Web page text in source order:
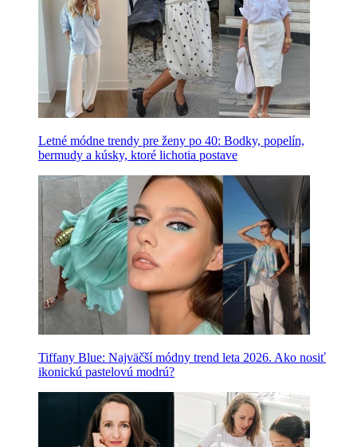
Letné módne trendy pre ženy po 40: Bodky, popelín,
bermudy a kúsky, ktoré lichotia postave
Tiffany Blue: Najväčší módny trend leta 2026. Ako nosiť
ikonickú pastelovú modrú?